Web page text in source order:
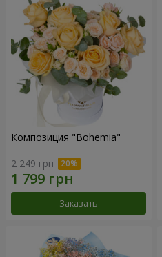
Композиция "Bohemia"
2 249 грн
Заказать